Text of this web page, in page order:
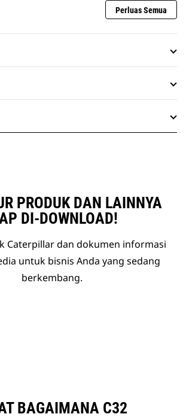
Perluas Semua
PRODUK DAN LAINNYA
DI-DOWNLOAD!
Caterpillar dan dokumen informasi
untuk bisnis Anda yang sedang
berkembang.
BAGAIMANA C32